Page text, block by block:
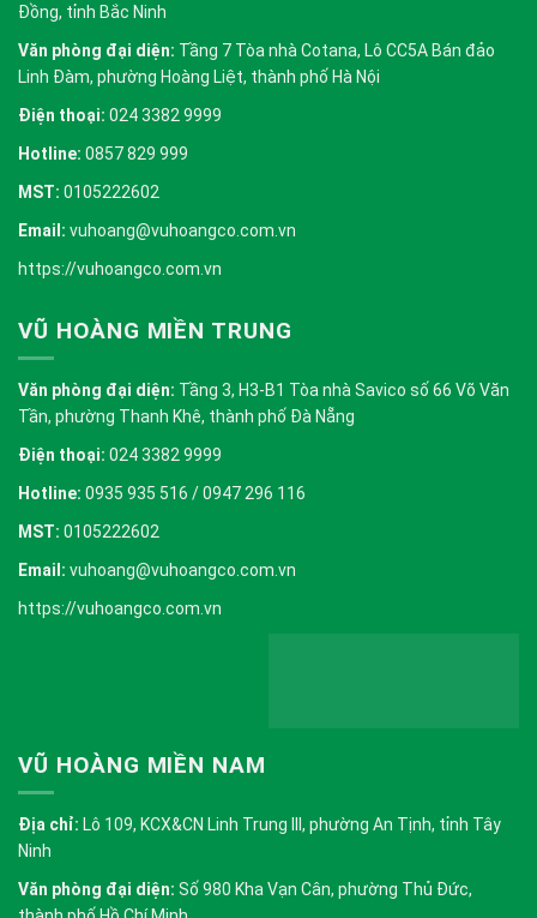
Đồng, tỉnh Bắc Ninh
Văn phòng đại diện: Tầng 7 Tòa nhà Cotana, Lô CC5A Bán đảo
Linh Đàm, phường Hoàng Liệt, thành phố Hà Nội
Điện thoại: 024 3382 9999
Hotline: 0857 829 999
MST: 0105222602
Email: vuhoang@vuhoangco.com.vn
https://vuhoangco.com.vn
VŨ HOÀNG MIỀN TRUNG
Văn phòng đại diện: Tầng 3, H3-B1 Tòa nhà Savico số 66 Võ Văn
Tần, phường Thanh Khê, thành phố Đà Nẵng
Điện thoại: 024 3382 9999
Hotline: 0935 935 516 / 0947 296 116
MST: 0105222602
Email: vuhoang@vuhoangco.com.vn
https://vuhoangco.com.vn
VŨ HOÀNG MIỀN NAM
Địa chỉ: Lô 109, KCX&CN Linh Trung III, phường An Tịnh, tỉnh Tây
Ninh
Văn phòng đại diện: Số 980 Kha Vạn Cân, phường Thủ Đức,